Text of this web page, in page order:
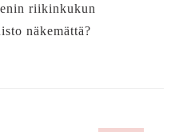
riikinkukun
näkemättä?